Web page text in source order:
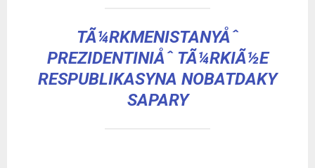
TÃ¼RKMENISTANYÅˆ
PREZIDENTINIÅˆ TÃ¼RKIÃ½E
RESPUBLIKASYNA NOBATDAKY
SAPARY